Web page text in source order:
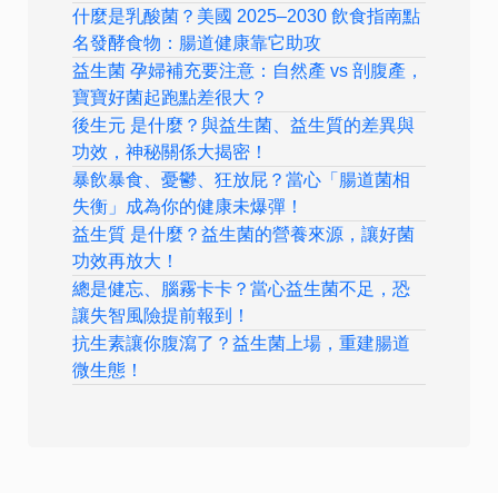
什麼是乳酸菌？美國 2025–2030 飲食指南點
名發酵食物：腸道健康靠它助攻
益生菌 孕婦補充要注意：自然產 vs 剖腹產，
寶寶好菌起跑點差很大？
後生元 是什麼？與益生菌、益生質的差異與
功效，神秘關係大揭密！
暴飲暴食、憂鬱、狂放屁？當心「腸道菌相
失衡」成為你的健康未爆彈！
益生質 是什麼？益生菌的營養來源，讓好菌
功效再放大！
總是健忘、腦霧卡卡？當心益生菌不足，恐
讓失智風險提前報到！
抗生素讓你腹瀉了？益生菌上場，重建腸道
微生態！